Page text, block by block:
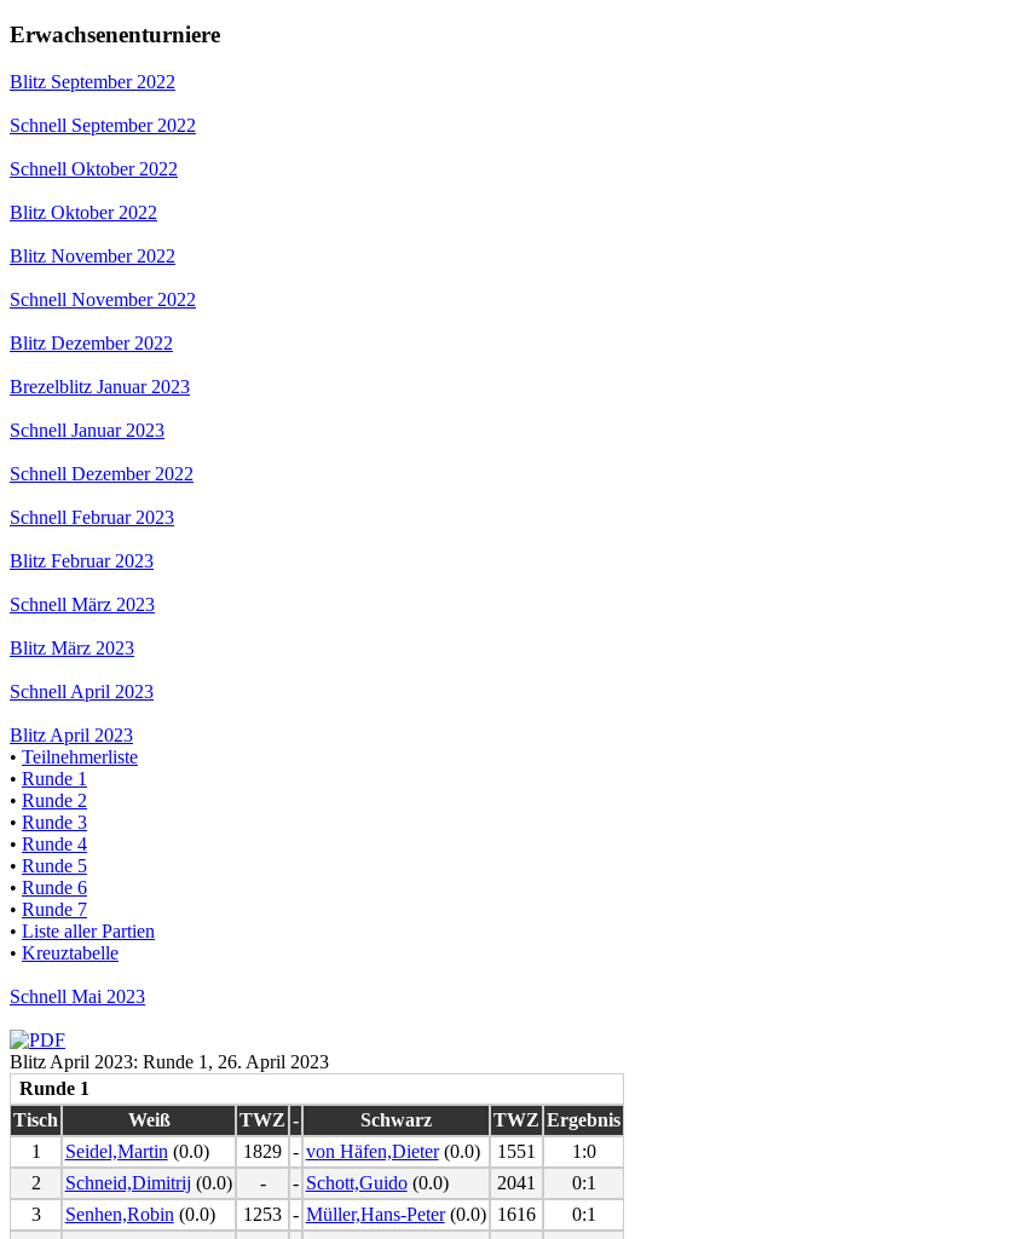
Erwachsenenturniere
Blitz September 2022
Schnell September 2022
Schnell Oktober 2022
Blitz Oktober 2022
Blitz November 2022
Schnell November 2022
Blitz Dezember 2022
Brezelblitz Januar 2023
Schnell Januar 2023
Schnell Dezember 2022
Schnell Februar 2023
Blitz Februar 2023
Schnell März 2023
Blitz März 2023
Schnell April 2023
Blitz April 2023
• Teilnehmerliste
• Runde 1
• Runde 2
• Runde 3
• Runde 4
• Runde 5
• Runde 6
• Runde 7
• Liste aller Partien
• Kreuztabelle
Schnell Mai 2023
Blitz April 2023: Runde 1, 26. April 2023
Runde 1
Tisch
Weiß TWZ - Schwarz TWZ Ergebnis
1
Seidel,Martin (0.0) 1829 - von Häfen,Dieter(0.0) 1551
1:0
2
Schneid,Dimitrij (0.0) - - Schott,Guido(0.0) 2041
0:1
3
Senhen,Robin (0.0) 1253 - Müller,Hans-Peter(0.0) 1616
0:1